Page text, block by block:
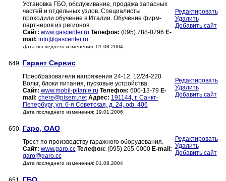
Установка ГБО, обслуживание, продажа запасных
частей и отдельных узлов. Специалисты
проходили обучение в Италии. Обучение фирм-
партнеров из регионов.
Сайт: www.gascenter.ru Телефон: (095) 788-0796 E-
mail: info@gascenter.ru
Дата последнего изменения: 01.08.2004
Редактировать
Удалить
Добавить сайт
649. Гарант Сервис
Преобразователи напряжения 24-12, 12/24-220
Вольт, блоки питания, пусковые устройства.
Сайт: www.mobil-pitanie.ru Телефон: 600-13-79 E-
mail: chere@pisem.net Адрес: 191144, г. Санкт-
Петербург, ул. 6-я Советская, д. 24, оф. 406
Дата последнего изменения: 19.01.2006
Редактировать
Удалить
Добавить сайт
650. Гаро, ОАО
Трест по производству гаражного оборудования.
Сайт: www.garo.cc Телефон: (095) 265-0000 E-mail:
garo@garo.cc
Дата последнего изменения: 01.08.2004
Редактировать
Удалить
Добавить сайт